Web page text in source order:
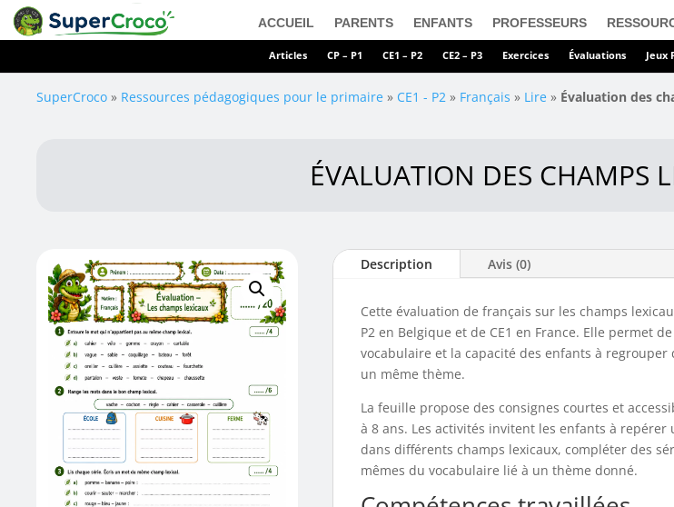
ACCUEIL PARENTS ENFANTS PROFESSEURS
Articles CP – P1 CE1 – P2 CE2 – P3 Exercices Évaluations Jeux
SuperCroco » Ressources pédagogiques pour le primaire » CE1 - P2 » Français » Lire » Évaluation des
ÉVALUATION DES CHAMPS
Description Avis (0)
Cette évaluation de français sur les champs
P2 en Belgique et de CE1 en France. Elle permet
vocabulaire et la capacité des enfants à
un même thème.
La feuille propose des consignes courtes et
à 8 ans. Les activités invitent les enfants à repérer
dans différents champs lexicaux, compléter des
mêmes du vocabulaire lié à un thème donné.